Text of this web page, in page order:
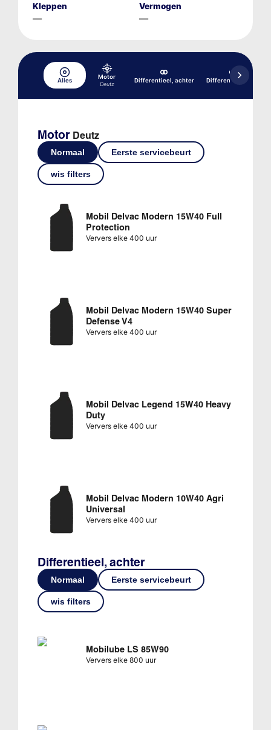
Kleppen
—
Vermogen
—
Alles
Motor
Deutz
Differentieel, achter Differentieel, voor
Motor Deutz
Normaal Eerste servicebeurt
wis filters
Mobil Delvac Modern 15W40 Full
Protection
Ververs elke 400 uur
Mobil Delvac Modern 15W40 Super
Defense V4
Ververs elke 400 uur
Mobil Delvac Legend 15W40 Heavy
Duty
Ververs elke 400 uur
Mobil Delvac Modern 10W40 Agri
Universal
Ververs elke 400 uur
Differentieel, achter
Normaal Eerste servicebeurt
wis filters
Mobilube LS 85W90
Ververs elke 800 uur